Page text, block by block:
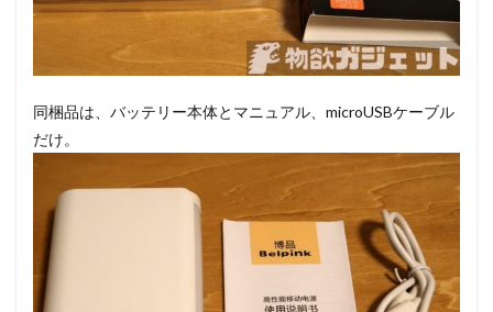
同梱品は、バッテリー本体とマニュアル、microUSBケーブル
だけ。